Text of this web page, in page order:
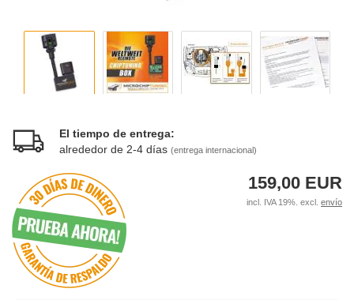
El tiempo de entrega:
alrededor de 2-4 días (entrega internacional)
159,00 EUR
incl. IVA 19%. excl. envío